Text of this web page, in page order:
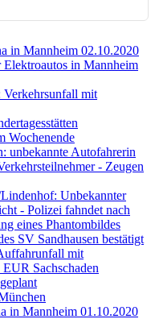
in Mannheim 02.10.2020
in Mannheim
mit
Wochenende
unbekannte Autofahrerin
- Zeugen
Unbekannter
- Polizei fahndet nach
eines Phantombildes
SV Sandhausen bestätigt
mit
Sachschaden
in Mannheim 01.10.2020